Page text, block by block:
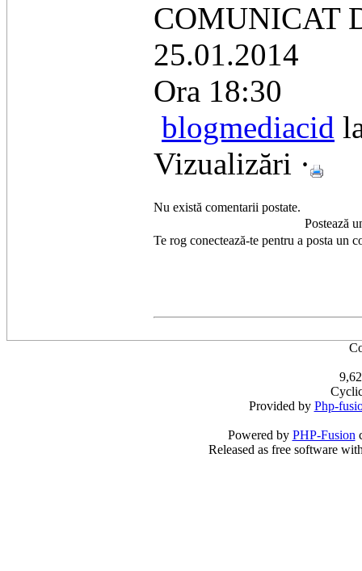
COMUNICAT
25.01.2014
Ora 18:30
blogmediacid
Vizualizări ·
Nu există comentarii postate.
Postează
Te rog conectează-te pentru a posta un
Provided by Php-
Powered by PHP-Fusion
Released as free software